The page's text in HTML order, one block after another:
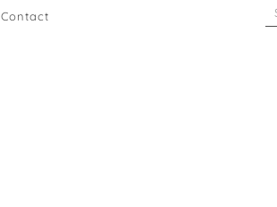
Contact